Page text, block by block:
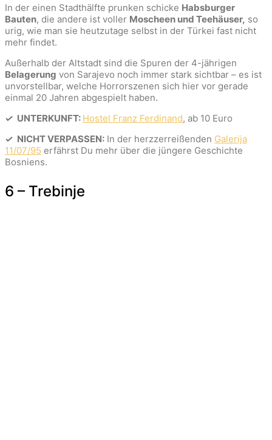
In der einen Stadthälfte prunken schicke Habsburger
Bauten, die andere ist voller Moscheen und Teehäuser, so
urig, wie man sie heutzutage selbst in der Türkei fast nicht
mehr findet.
Außerhalb der Altstadt sind die Spuren der 4-jährigen
Belagerung von Sarajevo noch immer stark sichtbar – es ist
unvorstellbar, welche Horrorszenen sich hier vor gerade
einmal 20 Jahren abgespielt haben.
✓ UNTERKUNFT: Hostel Franz Ferdinand, ab 10 Euro
✓ NICHT VERPASSEN: In der herzzerreißenden Galerija
11/07/95 erfährst Du mehr über die jüngere Geschichte
Bosniens.
6 – Trebinje